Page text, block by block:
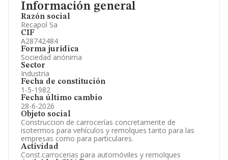
Información general
Razón social
Recapol Sa
CIF
A28742484
Forma jurídica
Sociedad anónima
Sector
Industria
Fecha de constitución
1-5-1982
Fecha último cambio
28-6-2026
Objeto social
Construccion de carrocerías concretamente de
isotermos para vehículos y remolques tanto para las
empresas como para particulares.
Actividad
Const.carrocerias para automóviles y remolques